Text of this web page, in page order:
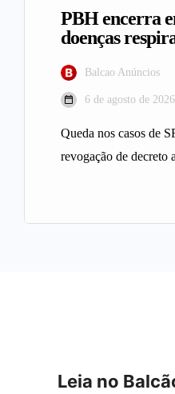
PBH encerra
doenças
Balcao Anúncios
6 de agosto de 2026
Queda nos casos de
revogação de decreto
Leia no